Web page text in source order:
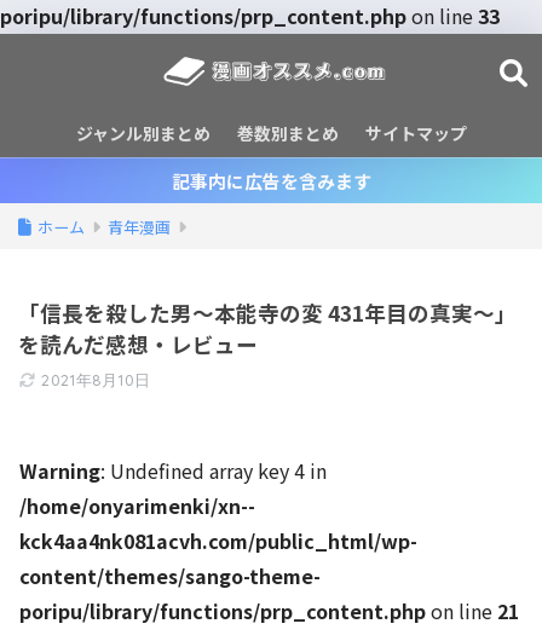
poripu/library/functions/prp_content.phpon line33
ジャンル別まとめ 巻数別まとめ サイトマップ
記事内に広告を含みます
ホーム 青年漫画
「信長を殺した男～本能寺の変 431年目の真実～」
を読んだ感想・レビュー
2021年8月10日
Warning: Undefined array key 4 in
/home/onyarimenki/xn--
kck4aa4nk081acvh.com/public_html/wp-
content/themes/sango-theme-
poripu/library/functions/prp_content.phpon line 21